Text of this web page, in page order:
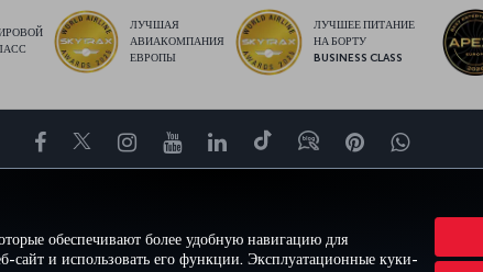
обеспечивают более удобную навигацию для
сайт и использовать его функции. Эксплуатационные куки-
ЛУЧШАЯ
АВИАКОМПАНИЯ
ЕВРОПЫ
ЛУЧШЕЕ ПИТАНИЕ
НА БОРТУ
BUSINESS CLASS
Facebook
TwitterInstagram
YouTubeLinkedIn
TikTokБлогPinterest